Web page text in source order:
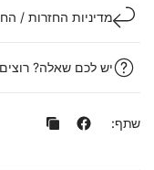
מדיניות החזרות /
יש לכם שאלה?
שתף: